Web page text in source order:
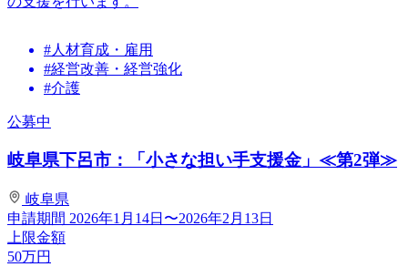
#人材育成・雇用
#経営改善・経営強化
#介護
公募中
岐阜県下呂市：「小さな担い手支援金」≪第2弾≫
岐阜県
申請期間 2026年1月14日〜2026年2月13日
上限金額
50万円